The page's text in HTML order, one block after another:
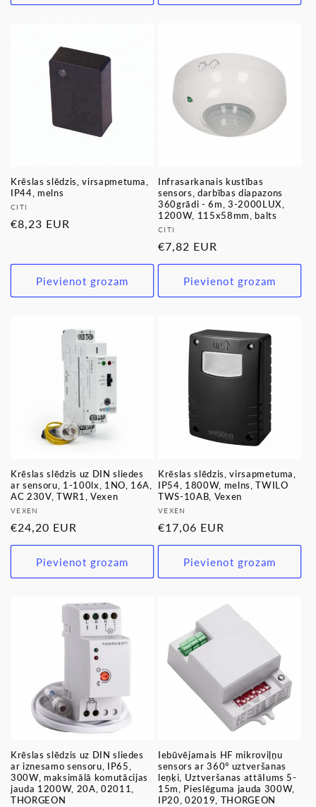
Krēslas slēdzis, virsapmetuma,
IP44, melns
Pārdevējs:
CITI
Parastā
€8,23 EUR
Pievienot grozam
Infrasarkanais kustības
sensors, darbības diapazons
360grādi - 6m, 3-2000LUX,
1200W, 115x58mm, balts
Pārdevējs:
CITI
Parastā
cena
€7,82 EUR
Pievienot grozam
Krēslas slēdzis uz DIN sliedes
ar sensoru, 1-100lx, 1NO, 16A,
AC 230V, TWR1, Vexen
Pārdevējs:
VEXEN
Parastā
cena
€24,20 EUR
Pievienot grozam
Krēslas slēdzis, virsapmetuma,
IP54, 1800W, melns, TWILO
TWS-10AB, Vexen
Pārdevējs:
VEXEN
Parastā
cena
€17,06 EUR
Pievienot grozam
Krēslas slēdzis uz DIN sliedes
ar iznesamo sensoru, IP65,
300W, maksimālā komutācijas
jauda 1200W, 20A, 02011,
THORGEON
Iebūvējamais HF mikroviļņu
sensors ar 360° uztveršanas
leņķi, Uztveršanas attāIums 5-
15m, Pieslēguma jauda 300W,
IP20, 02019, THORGEON